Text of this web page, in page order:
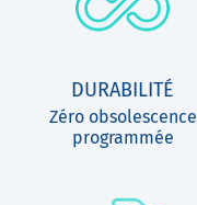
DURABILITÉ
Zéro obsolescence
programmée